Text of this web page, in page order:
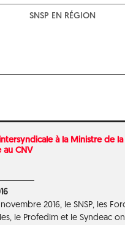
SNSP EN RÉGION
à la Ministre de
au CNV
novembre 2016, le SNSP, les
le Profedim et le Syndeac